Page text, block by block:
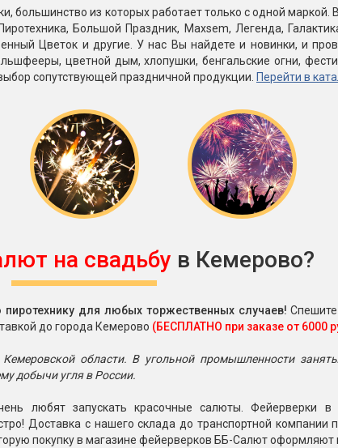
большинство из которых работает только с одной маркой.
Большой Праздник, Maxsem, Легенда,
Цветок и другие. У нас Вы найдете и новинки, и
цветной дым, хлопушки, бенгальские огни,
сопутствующей праздничной продукции. Перейти в
на свадьбу в Кемерово?
для любых торжественных случаев!
до города Кемерово (БЕСПЛАТНО при заказе от 6000
области. В угольной промышленности
добычи угля в России.
любят запускать красочные салюты. Фейерверки в
Доставка с нашего склада до транспортной компании
покупку в магазине фейерверков ББ-Салют оформляют